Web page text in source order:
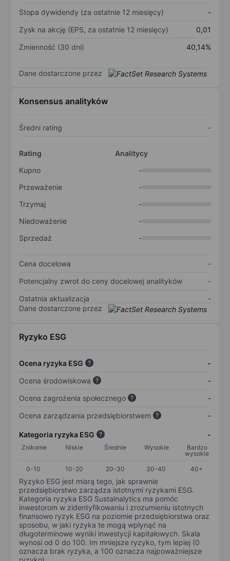
Stopa dywidendy (za ostatnie 12 miesięcy)
-
Zysk na akcję (EPS, za ostatnie 12 miesięcy)
0,01
Zmienność (30 dni)
40,14%
Dane dostarczone przez
Konsensus analityków
Średni rating -
Rating
Analitycy
Kupno
-
Przeważenie
-
Trzymaj
-
Niedoważenie
-
Sprzedaż
-
Cena docelowa
-
Potencjalny zwrot do ceny docelowej analityków
-
Ostatnia aktualizacja
-
Dane dostarczone przez
Ryzyko ESG
Ocena ryzyka ESG
-
Ocena środowiskowa
-
Ocena zagrożenia społecznego
-
Ocena zarządzania przedsiębiorstwem
-
Kategoria ryzyka ESG -
Znikome Niskie Średnie Wysokie
Bardzo
wysokie
0-10
10-20 20-30 30-40 40+
Ryzyko ESG jest miarą tego, jak sprawnie
przedsiębiorstwo zarządza istotnymi ryzykami ESG.
Kategoria ryzyka ESG Sustainalytics ma pomóc
inwestorom w zidentyfikowaniu i zrozumieniu istotnych
finansowo ryzyk ESG na poziomie przedsiębiorstwa oraz
sposobu, w jaki ryzyka te mogą wpłynąć na
długoterminowe wyniki inwestycji kapitałowych. Skala
wynosi od 0 do 100. Im mniejsze ryzyko, tym lepiej (0
oznacza brak ryzyka, a 100 oznacza najpoważniejsze